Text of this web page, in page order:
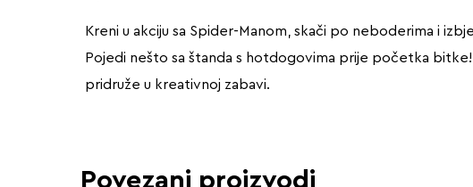
Kreni u akciju sa Spider-Manom, skači po neboderima i
Pojedi nešto sa štanda s hotdogovima prije početka
pridruže u kreativnoj zabavi.
Povezani proizvodi